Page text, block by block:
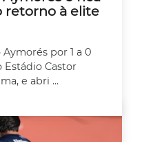
retorno à elite
por 1 a 0
Estádio Castor
e abri ...